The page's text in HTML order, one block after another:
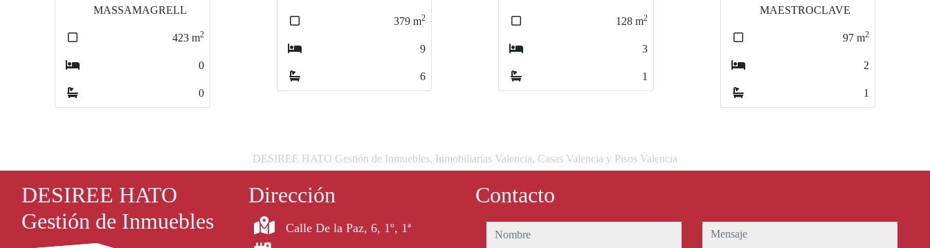
128m2
3
1
1
DESIREE HATO Gestión de Inmuebles, Inmobiliarias Valencia, Casas Valencia y Pisos Valencia
DESIREE HATO
Gestión de Inmuebles
Dirección
Calle De la Paz, 6, 1º, 1ª
Contacto
nombre mensaje